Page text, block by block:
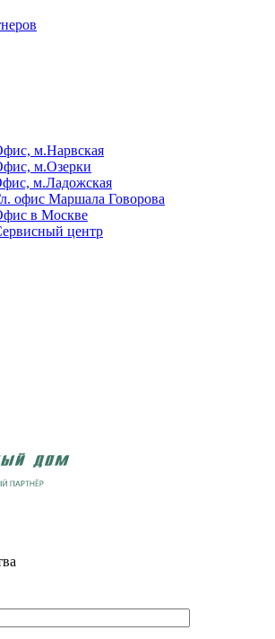
м.Нарвская
м.Озерки
м.Ладожская
офис Маршала Говорова
в Москве
центр